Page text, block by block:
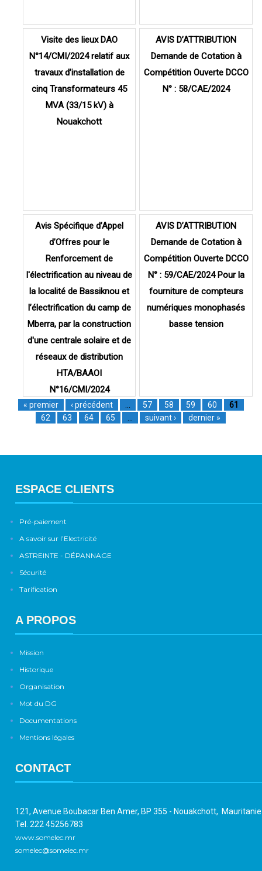
AVIS D’ATTRIBUTION
Demande de Cotation à
Compétition Ouverte DCCO
N° : 58/CAE/2024
Visite des lieux DAO
N°14/CMI/2024 relatif aux
travaux d’installation de
cinq Transformateurs 45
MVA (33/15 kV) à
Nouakchott
AVIS D’ATTRIBUTION
Demande de Cotation à
Compétition Ouverte DCCO
N° : 59/CAE/2024 Pour la
fourniture de compteurs
numériques monophasés
basse tension
Avis Spécifique d’Appel
d’Offres pour le
Renforcement de
l'électrification au niveau de
la localité de Bassiknou et
l’électrification du camp de
Mberra, par la construction
d'une centrale solaire et de
réseaux de distribution
HTA/BAAOI
N°16/CMI/2024
« premier ‹ précédent 57 58 59 60
61
62
63 64 65 suivant › dernier »
ESPACE CLIENTS
Pré-paiement
A savoir sur l’Electricité
ASTREINTE - DÉPANNAGE
Sécurité
Tarification
A PROPOS
Mission
Historique
Organisation
Mot du DG
Documentations
Mentions légales
CONTACT
121, Avenue Boubacar Ben Amer, BP 355 - Nouakchott,
Tel. 222 45256783
www.somelec.mr
somelec@somelec.mr